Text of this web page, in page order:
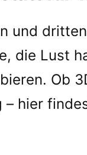
und
die Lust
Ob
– hier